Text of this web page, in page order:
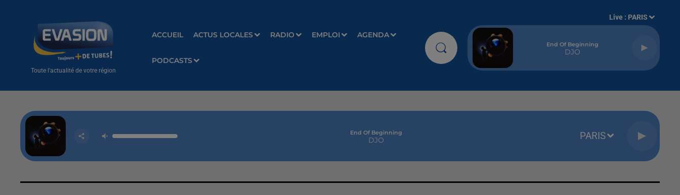
Toute l'actualité de votre région
ACCUEIL ACTUS LOCALES RADIO EMPLOI AGENDA
PODCASTS
Live : PARIS
End Of Beginning
DJO
End Of Beginning
DJO PARIS